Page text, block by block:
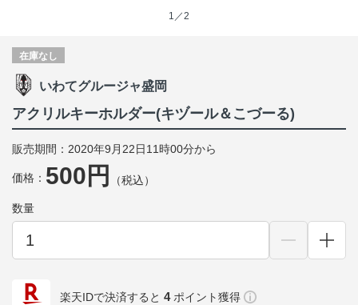
1／2
在庫なし
いわてグルージャ盛岡
アクリルキーホルダー(キヅール＆こづーる)
販売期間：2020年9月22日11時00分から
価格： 500円 （税込）
数量
楽天IDで決済すると 4 ポイント獲得